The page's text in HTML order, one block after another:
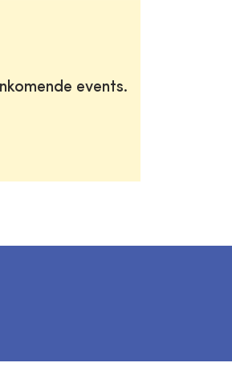
events.